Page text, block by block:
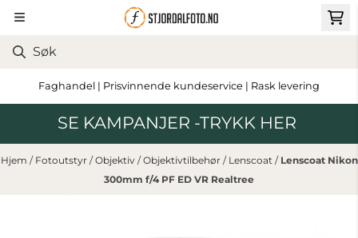
Hopp til innhold
Faghandel | Prisvinnende kundeservice | Rask levering
SE KAMPANJER -TRYKK HER
Hjem / Fotoutstyr /Objektiv /Objektivtilbehør / Lenscoat / Lenscoat Nikon
300mm f/4 PF ED VR Realtree